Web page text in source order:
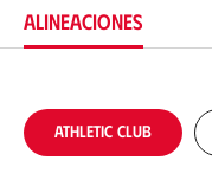
ALINEACIONES
Athletic Club